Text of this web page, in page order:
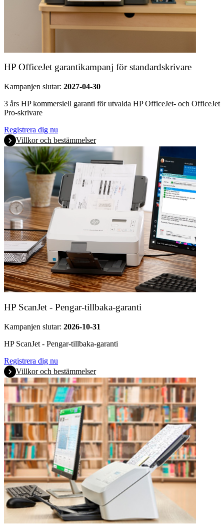
HP OfficeJet garantikampanj för standardskrivare
Kampanjen slutar: 2027-04-30
3 års HP kommersiell garanti för utvalda HP OfficeJet- och OfficeJet
Pro-skrivare
Registrera dig nu
Villkor och bestämmelser
HP ScanJet - Pengar-tillbaka-garanti
Kampanjen slutar: 2026-10-31
HP ScanJet - Pengar-tillbaka-garanti
Registrera dig nu
Villkor och bestämmelser